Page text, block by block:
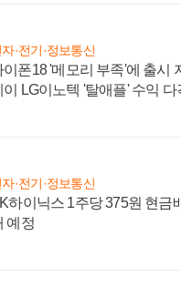
·전기·정보통신
이폰18 '메모리 부족'에 출시
이 LG이노텍 '탈애플' 수익 다
·전기·정보통신
하이닉스 1주당 375원 현금
예정